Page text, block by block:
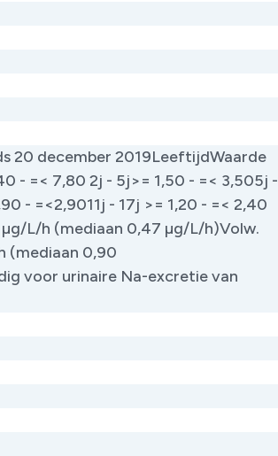
20 december 2019​Leeftijd​Waarde
- =< 7,80 ​​2j - 5j​>= 1,50 - =< 3,50​​5j -
- =<2,90​​11j - 17j ​>= 1,20 - =< 2,40​​
µg/L/h (mediaan 0,47 µg/L/h)Volw.
(mediaan 0,90
voor urinaire Na-excretie van